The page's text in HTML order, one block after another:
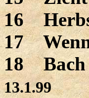
16
17
18 Bach
13.1.99